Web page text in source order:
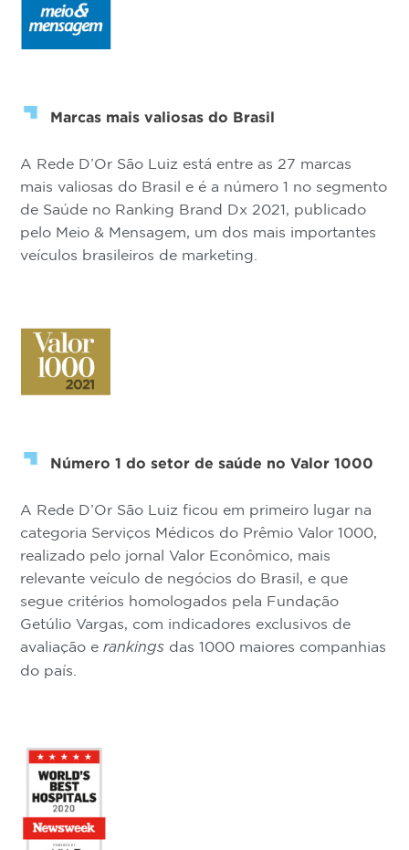
Marcas mais valiosas do Brasil
A Rede D’Or São Luiz está entre as 27 marcas
mais valiosas do Brasil e é a número 1 no segmento
de Saúde no Ranking Brand Dx 2021, publicado
pelo Meio & Mensagem, um dos mais importantes
veículos brasileiros de marketing.
Número 1 do setor de saúde no Valor 1000
A Rede D’Or São Luiz ficou em primeiro lugar na
categoria Serviços Médicos do Prêmio Valor 1000,
realizado pelo jornal Valor Econômico, mais
relevante veículo de negócios do Brasil, e que
segue critérios homologados pela Fundação
Getúlio Vargas, com indicadores exclusivos de
avaliação erankings das 1000 maiores companhias
do país.